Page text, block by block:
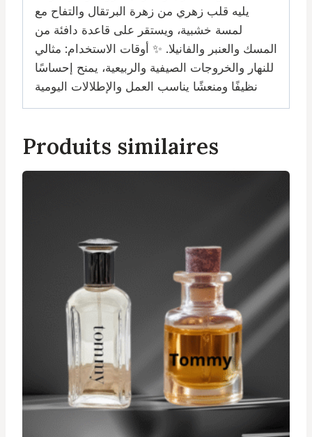
يليه قلب زهري من زهرة البرتقال والتفاح مع
لمسة خشبية، ويستقر على قاعدة دافئة من
المسك والعنبر والفانيلا. ✨ أوقات الاستخدام: مثالي
للنهار والخروجات الصيفية والربيعية، يمنح إحساسًا
نظيفًا ومنعشًا يناسب العمل والإطلالات اليومية
Produits similaires